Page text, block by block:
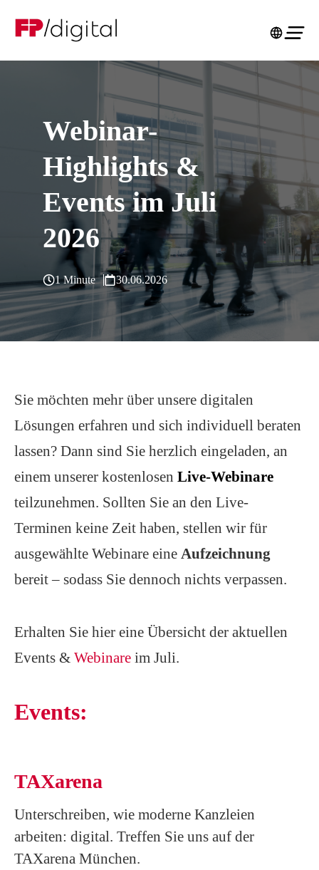
Webinar-
Highlights &
Events im Juli
2026
1 Minute 30.06.2026
Sie möchten mehr über unsere digitalen
Lösungen erfahren und sich individuell beraten
lassen? Dann sind Sie herzlich eingeladen, an
einem unserer kostenlosen Live-Webinare
teilzunehmen. Sollten Sie an den Live-
Terminen keine Zeit haben, stellen wir für
ausgewählte Webinare eine Aufzeichnung
bereit – sodass Sie dennoch nichts verpassen.
Erhalten Sie hier eine Übersicht der aktuellen
Events & Webinare im Juli.
Events:
TAXarena
Unterschreiben, wie moderne Kanzleien
arbeiten: digital. Treffen Sie uns auf der
TAXarena München.